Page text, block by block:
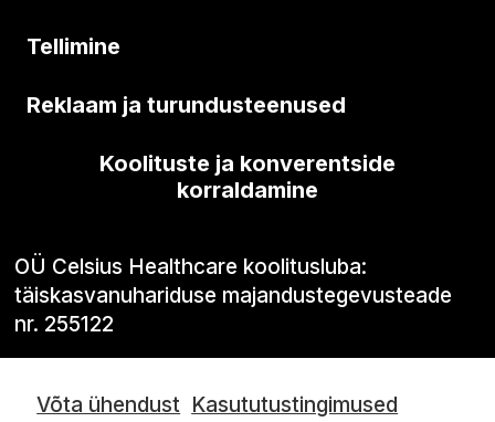
Tellimine
Reklaam ja turundusteenused
Koolituste ja konverentside
korraldamine
OÜ Celsius Healthcare koolitusluba:
täiskasvanuhariduse majandustegevusteade
nr. 255122
Võta ühendust Kasututustingimused